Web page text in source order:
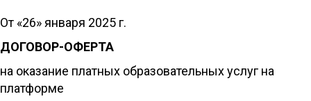
От «26» января 2025 г.
ДОГОВОР-ОФЕРТА
на оказание платных образовательных услуг на
платформе